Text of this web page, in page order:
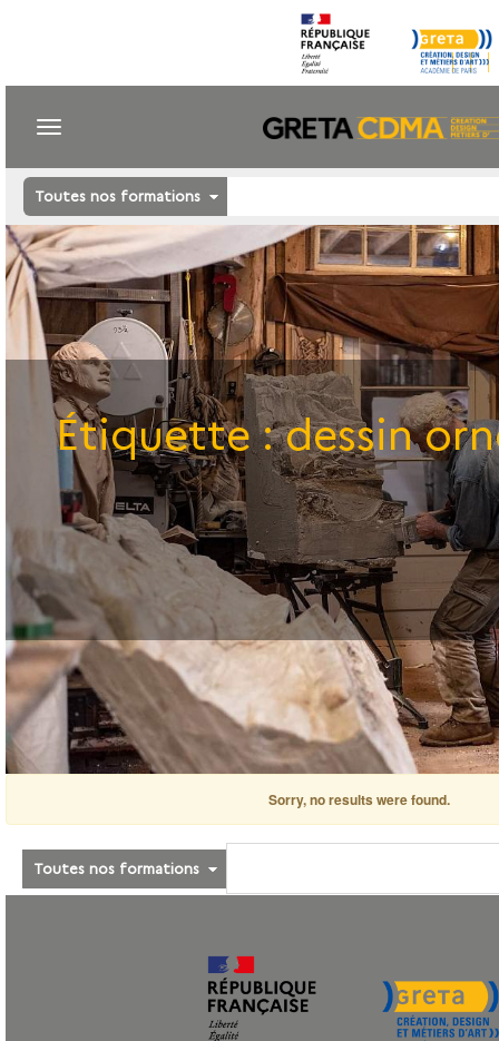
Toutes nos formations
Étiquette :dessin
Sorry, no results were found.
Toutes nos formations